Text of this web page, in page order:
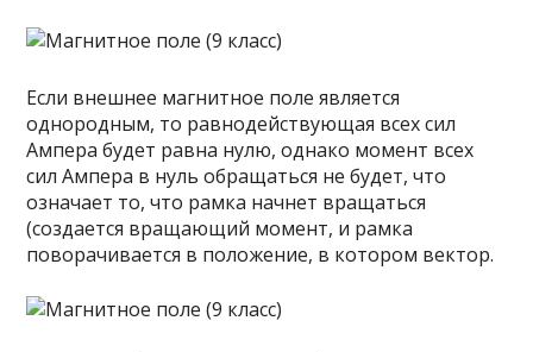
Если внешнее магнитное поле является
однородным, то равнодействующая всех сил
Ампера будет равна нулю, однако момент всех
сил Ампера в нуль обращаться не будет, что
означает то, что рамка начнет вращаться
(создается вращающий момент, и рамка
поворачивается в положение, в котором вектор.